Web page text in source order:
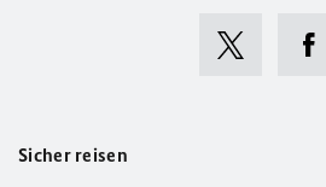
Sicher reisen